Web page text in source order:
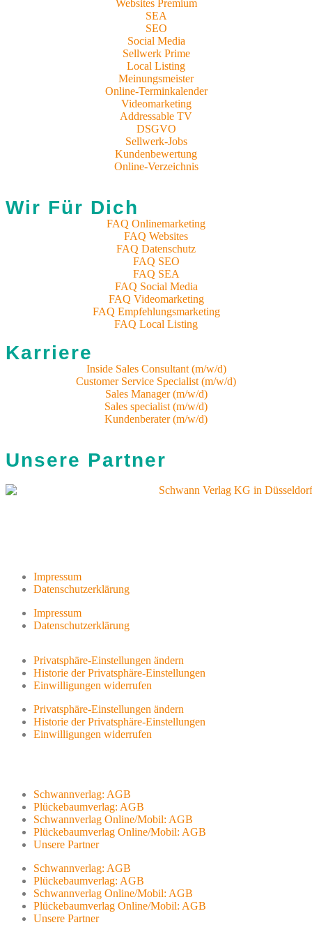
Websites Premium
SEA
SEO
Social Media
Sellwerk Prime
Local Listing
Meinungsmeister
Online-Terminkalender
Videomarketing
Addressable TV
DSGVO
Sellwerk-Jobs
Kundenbewertung
Online-Verzeichnis
Wir Für Dich
FAQ Onlinemarketing
FAQ Websites
FAQ Datenschutz
FAQ SEO
FAQ SEA
FAQ Social Media
FAQ Videomarketing
FAQ Empfehlungsmarketing
FAQ Local Listing
Karriere
Inside Sales Consultant (m/w/d)
Customer Service Specialist (m/w/d)
Sales Manager (m/w/d)
Sales specialist (m/w/d)
Kundenberater (m/w/d)
Unsere Partner
Impressum
Datenschutzerklärung
Impressum
Datenschutzerklärung
Privatsphäre-Einstellungen ändern
Historie der Privatsphäre-Einstellungen
Einwilligungen widerrufen
Privatsphäre-Einstellungen ändern
Historie der Privatsphäre-Einstellungen
Einwilligungen widerrufen
Schwannverlag: AGB
Plückebaumverlag: AGB
Schwannverlag Online/Mobil: AGB
Plückebaumverlag Online/Mobil: AGB
Unsere Partner
Schwannverlag: AGB
Plückebaumverlag: AGB
Schwannverlag Online/Mobil: AGB
Plückebaumverlag Online/Mobil: AGB
Unsere Partner